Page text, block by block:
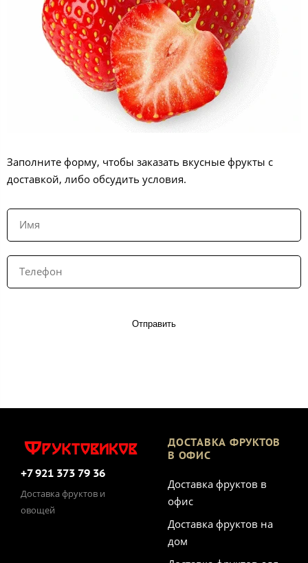
Заполните форму, чтобы заказать вкусные фрукты с
доставкой, либо обсудить условия.
Отправить
+7 921 373 79 36
Доставка фруктов и
овощей
ДОСТАВКА ФРУКТОВ
В ОФИС
Доставка фруктов в
офис
Доставка фруктов на
дом